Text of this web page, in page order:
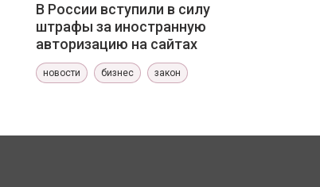
В России вступили в силу
штрафы за иностранную
авторизацию на сайтах
новости бизнес закон